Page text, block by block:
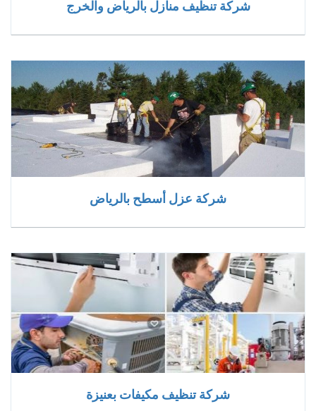
شركة تنظيف منازل بالرياض والخرج
شركة عزل أسطح بالرياض
شركة تنظيف مكيفات بعنيزة